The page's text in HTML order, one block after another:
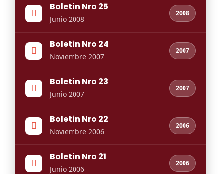
Boletín Nro 25
Junio 2008
2008
Boletín Nro 24
Noviembre 2007
2007
Boletín Nro 23
Junio 2007
2007
Boletín Nro 22
Noviembre 2006
2006
Boletín Nro 21
Junio 2006
2006